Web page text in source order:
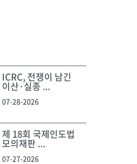
ICRC, 전쟁이 남긴
이산·실종 ...
07-28-2026
제 18회 국제인도법
모의재판 ...
07-27-2026